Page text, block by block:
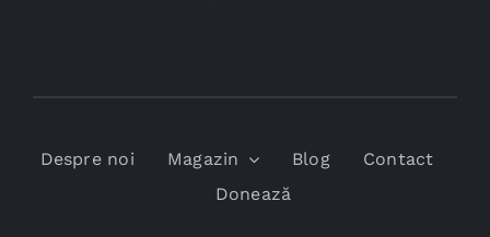
Despre noi Magazin Blog
Contact
Donează